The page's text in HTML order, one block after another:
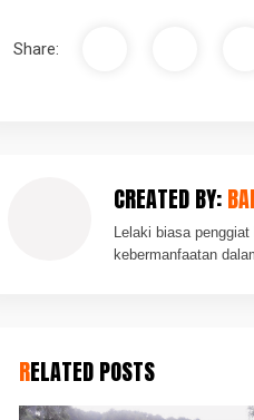
Share:
CREATED BY:
Lelaki biasa
kebermanfaatan
RELATED POSTS